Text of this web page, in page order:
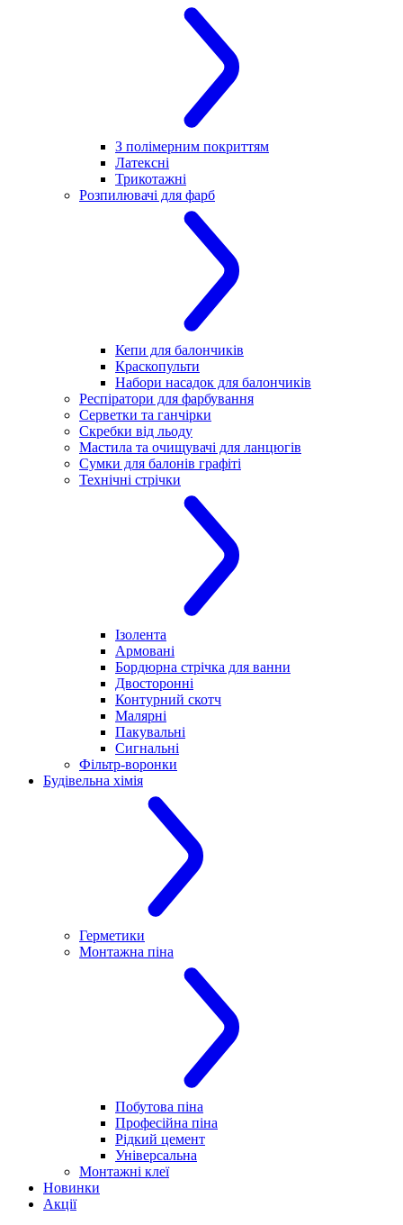
З полімерним покриттям
Латексні
Трикотажні
Розпилювачі для фарб
Кепи для балончиків
Краскопульти
Набори насадок для балончиків
Респіратори для фарбування
Серветки та ганчірки
Скребки від льоду
Мастила та очищувачі для ланцюгів
Сумки для балонів графіті
Технічні стрічки
Ізолента
Армовані
Бордюрна стрічка для ванни
Двосторонні
Контурний скотч
Малярні
Пакувальні
Сигнальні
Фільтр-воронки
Будівельна хімія
Герметики
Монтажна піна
Побутова піна
Професійна піна
Рідкий цемент
Універсальна
Монтажні клеї
Новинки
Акції